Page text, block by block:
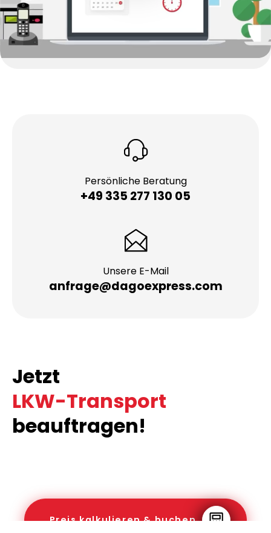
Persönliche Beratung
+49 335 277 130 05
Unsere E-Mail
anfrage@dagoexpress.com
Jetzt
LKW-Transport
beauftragen!
Preis kalkulieren & buchen